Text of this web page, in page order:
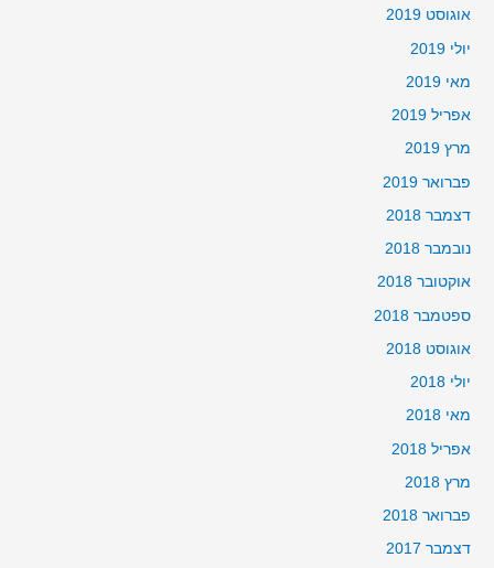
אוגוסט 2019
יולי 2019
מאי 2019
אפריל 2019
מרץ 2019
פברואר 2019
דצמבר 2018
נובמבר 2018
אוקטובר 2018
ספטמבר 2018
אוגוסט 2018
יולי 2018
מאי 2018
אפריל 2018
מרץ 2018
פברואר 2018
דצמבר 2017